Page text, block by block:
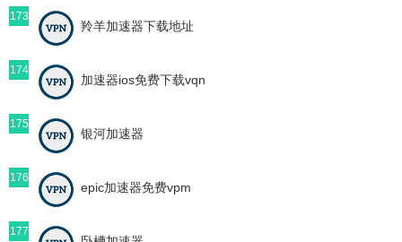
173
羚羊加速器下载地址
174
加速器ios免费下载vqn
175
银河加速器
176
epic加速器免费vpm
177